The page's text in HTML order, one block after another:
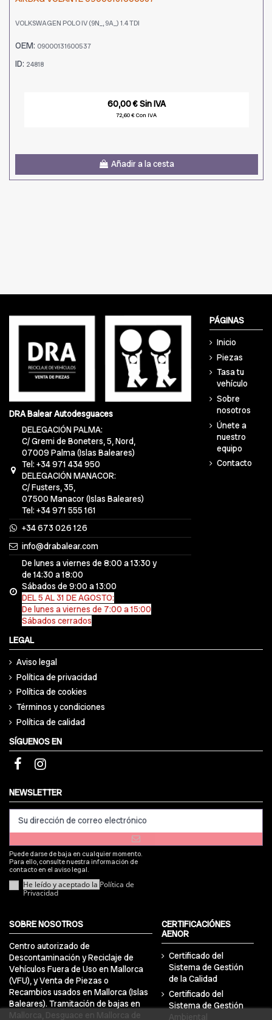
VOLKSWAGEN POLO IV (9N_, 9A_) 1.4 TDI
OEM: 09000131600537
ID: 24818
60,00 € Sin IVA
72,60 € Con IVA
Añadir a la cesta
DRA Balear Autodesguaces
DELEGACIÓN PALMA:
C/ Gremi de Boneters, 5, Nord,
07009 Palma (Islas Baleares)
Tel: +34 971 434 950
DELEGACIÓN MANACOR:
C/ Fusters, 35,
07500 Manacor (Islas Baleares)
Tel: +34 971 555 161
+34 673 026 126
info@drabalear.com
De lunes a viernes de 8:00 a 13:30 y
de 14:30 a 18:00
Sábados de 9:00 a 13:00
DEL 5 AL 31 DE AGOSTO:
De lunes a viernes de 7:00 a 15:00
Sábados cerrados
PÁGINAS
Inicio
Piezas
Tasa tu
vehículo
Sobre
nosotros
Únete a
nuestro
equipo
Contacto
LEGAL
Aviso legal
Política de privacidad
Política de cookies
Términos y condiciones
Política de calidad
SÍGUENOS EN
NEWSLETTER
Puede darse de baja en cualquier momento.
Para ello, consulte nuestra información de
contacto en el aviso legal.
He leído y aceptado la Política de
Privacidad
SOBRE NOSOTROS
Centro autorizado de
Descontaminación y Reciclaje de
Vehículos Fuera de Uso en Mallorca
(VFU), y Venta de Piezas o
Recambios usados en Mallorca (Islas
Baleares). Tramitación de bajas en
Mallorca, Desguace en Mallorca de
CERTIFICACIÓNES
AENOR
Certificado del
Sistema de Gestión
de la Calidad
Certificado del
Sistema de Gestión
Ambiental